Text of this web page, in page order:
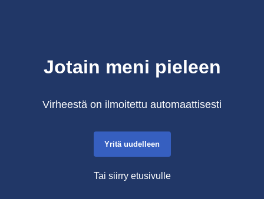
Jotain meni pieleen
Virheestä on ilmoitettu automaattisesti
Yritä uudelleen
Tai siirry etusivulle